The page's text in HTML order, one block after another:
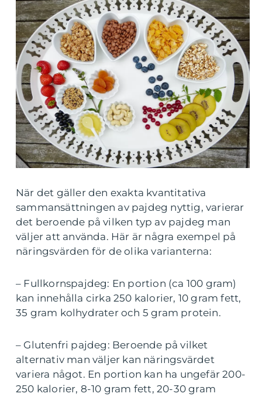
När det gäller den exakta kvantitativa
sammansättningen av pajdeg nyttig, varierar
det beroende på vilken typ av pajdeg man
väljer att använda. Här är några exempel på
näringsvärden för de olika varianterna:
– Fullkornspajdeg: En portion (ca 100 gram)
kan innehålla cirka 250 kalorier, 10 gram fett,
35 gram kolhydrater och 5 gram protein.
– Glutenfri pajdeg: Beroende på vilket
alternativ man väljer kan näringsvärdet
variera något. En portion kan ha ungefär 200-
250 kalorier, 8-10 gram fett, 20-30 gram